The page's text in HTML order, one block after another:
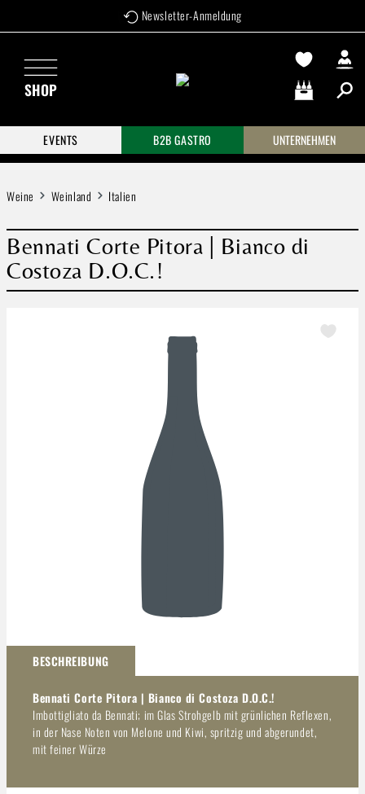
Zum Hauptinhalt springen Newsletter-Anmeldung
SHOP
Warenkorb
EVENTS
B2B GASTRO UNTERNEHMEN
Weine Weinland Italien
Bennati Corte Pitora | Bianco di
Costoza D.O.C.!
BESCHREIBUNG
Bennati Corte Pitora | Bianco di Costoza D.O.C.!
Imbottigliato da Bennati; im Glas Strohgelb mit grünlichen Reflexen,
in der Nase Noten von Melone und Kiwi, spritzig und abgerundet,
mit feiner Würze